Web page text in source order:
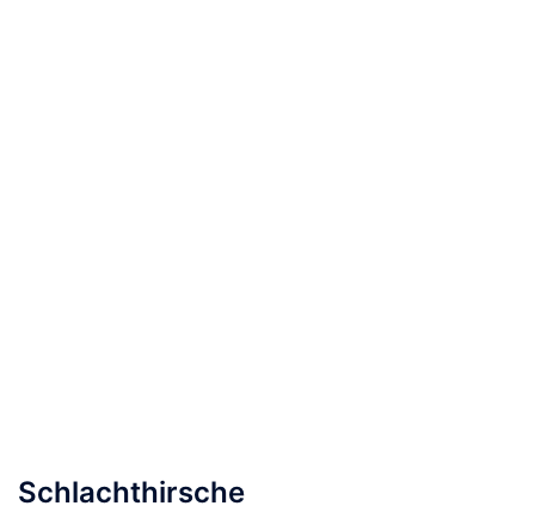
Schlachthirsche